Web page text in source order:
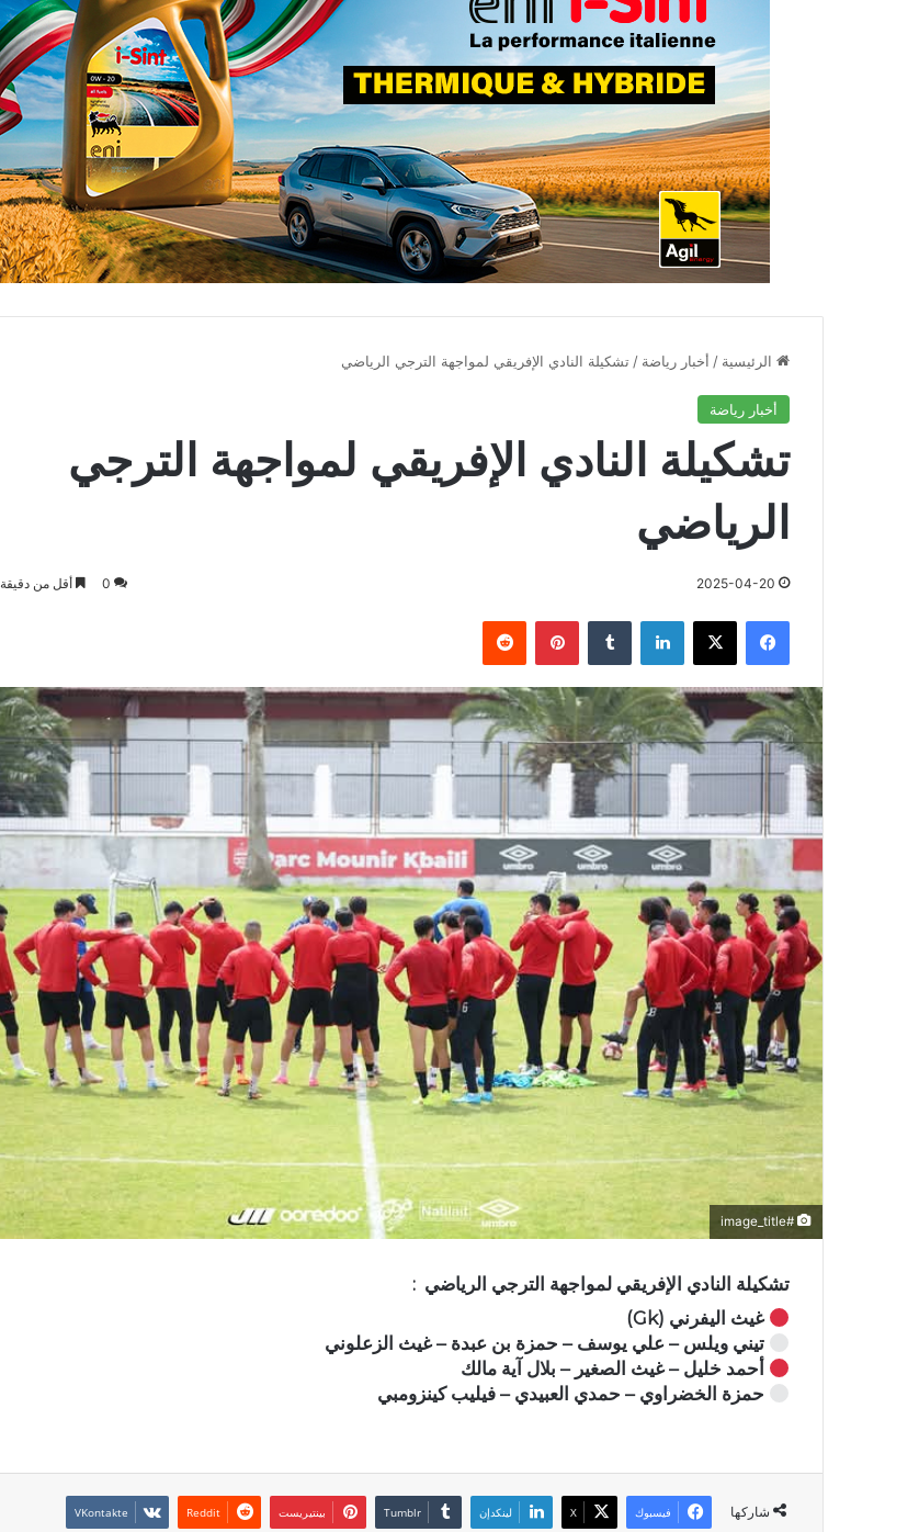
الرئيسية / أخبار رياضة / تشكيلة النادي الإفريقي لمواجهة الترجي الرياضي
أخبار رياضة
تشكيلة النادي الإفريقي لمواجهة الترجي
الرياضي
2025-04-20
0 أقل من دقيقة
فيسبوك X لينكدإن بينتيريست
#image_title
تشكيلة النادي الإفريقي لمواجهة الترجي الرياضي :
غيث اليفرني (Gk)
تيني ويلس – علي يوسف – حمزة بن عبدة – غيث الزعلوني
أحمد خليل – غيث الصغير – بلال آية مالك
حمزة الخضراوي – حمدي العبيدي – فيليب كينزومبي
شاركها فيسبوك X لينكدإن بينتيريست